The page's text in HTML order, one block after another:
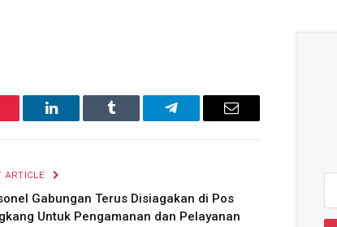
LinkedIn Tumblr Telegram Email
ARTICLE
Gabungan Terus Disiagakan di Pos
Untuk Pengamanan dan Pelayanan